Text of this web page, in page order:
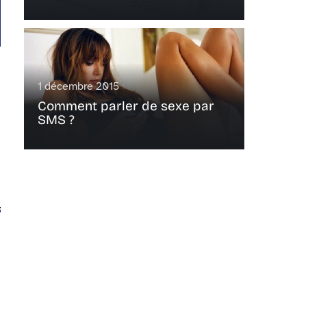
1 décembre 2015
Comment parler de sexe par
SMS ?